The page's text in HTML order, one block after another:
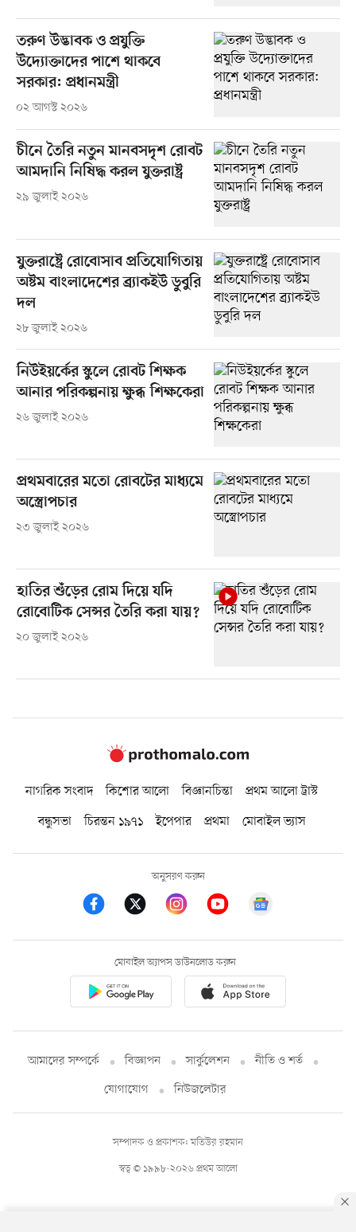
তরুণ উদ্ভাবক ও প্রযুক্তি
উদ্যোক্তাদের পাশে থাকবে
সরকার: প্রধানমন্ত্রী
০২ আগস্ট ২০২৬
চীনে তৈরি নতুন মানবসদৃশ রোবট
আমদানি নিষিদ্ধ করল যুক্তরাষ্ট্র
২৯ জুলাই ২০২৬
যুক্তরাষ্ট্রে রোবোসাব প্রতিযোগিতায়
অষ্টম বাংলাদেশের ব্র্যাকইউ ডুবুরি
দল
২৮ জুলাই ২০২৬
নিউইয়র্কের স্কুলে রোবট শিক্ষক
আনার পরিকল্পনায় ক্ষুব্ধ শিক্ষকেরা
২৬ জুলাই ২০২৬
প্রথমবারের মতো রোবটের মাধ্যমে
অস্ত্রোপচার
২৩ জুলাই ২০২৬
হাতির শুঁড়ের রোম দিয়ে যদি
রোবোটিক সেন্সর তৈরি করা যায়?
২০ জুলাই ২০২৬
নাগরিক সংবাদ কিশোর আলো বিজ্ঞানচিন্তা
প্রথম আলো ট্রাস্ট
বন্ধুসভা
চিরন্তন ১৯৭১ ইপেপার প্রথমা মোবাইল ভ্যাস
অনুসরণ করুন
মোবাইল অ্যাপস ডাউনলোড করুন
আমাদের সম্পর্কে বিজ্ঞাপন সার্কুলেশন
নীতি ও শর্ত
যোগাযোগ
নিউজলেটার
স্বত্ব © ১৯৯৮-২০২৬ প্রথম আলো
সম্পাদক ও প্রকাশক: মতিউর রহমান